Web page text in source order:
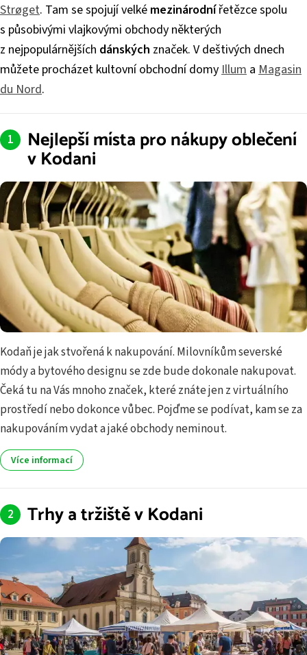
Strøget. Tam se spojují velké mezinárodnířetězce spolu
s působivými vlajkovými obchody některých
z nejpopulárnějších dánských značek. V deštivých dnech
můžete procházet kultovní obchodní domy Illum a Magasin
du Nord.
Nejlepší místa pro nákupy oblečení
v Kodani
Kodaň je jak stvořená k nakupování. Milovníkům severské
módy a bytového designu se zde bude dokonale nakupovat.
Čeká tu na Vás mnoho značek, které znáte jen z virtuálního
prostředí nebo dokonce vůbec. Pojďme se podívat, kam se za
nakupováním vydat a jaké obchody neminout.
Více informací
Trhy a tržiště v Kodani